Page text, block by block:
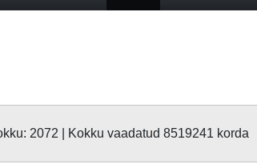
2072 | Kokku vaadatud 8519241 korda